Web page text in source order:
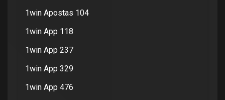
1win Apostas 104
1win App 118
1win App 237
1win App 329
1win App 476